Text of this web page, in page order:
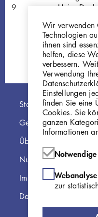
Heine-
Gi412
Startseite
Georg Kolbe Museum
Über die Online
Nutzungshinweise
Impressum
Datenschutzerklärung
Wir verwenden
Technologien
ihnen sind
helfen, diese
verbessern.
Verwendung
Einstellungen
finden Sie eine
Cookies. Sie
ganzen
Informationen
Webanalyse
zur